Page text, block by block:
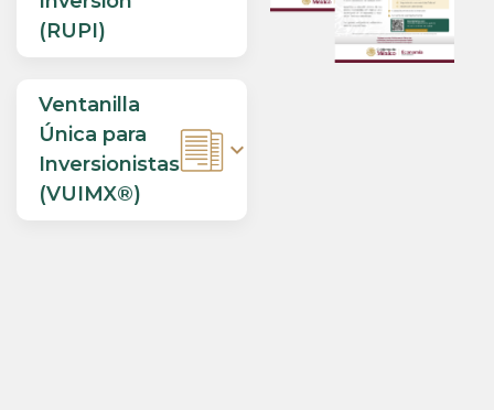
(RUPI)
Ventanilla
Única para
Inversionistas
(VUIMX®)
expand_more